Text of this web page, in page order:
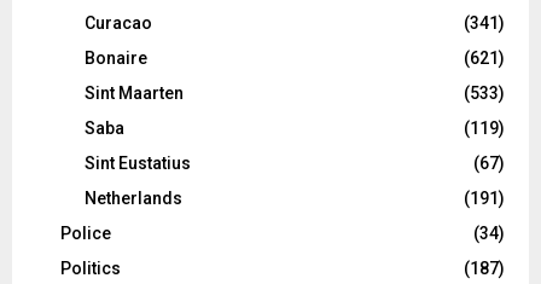
Curacao
(341)
Bonaire
(621)
Sint Maarten
(533)
Saba
(119)
Sint Eustatius
(67)
Netherlands
(191)
Police
(34)
Politics
(187)